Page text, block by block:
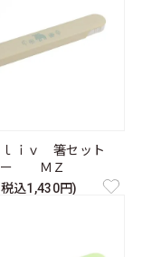
ｌｉｖ 箸セット
ー ＭＺ
込1,430円)